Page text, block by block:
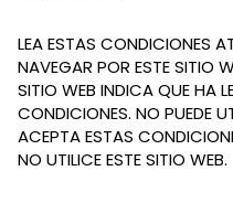
LEA ESTAS CONDICIONES
NAVEGAR POR ESTE SITIO
SITIO WEB INDICA QUE HA
CONDICIONES. NO PUEDE
ACEPTA ESTAS
NO UTILICE ESTE SITIO WEB.